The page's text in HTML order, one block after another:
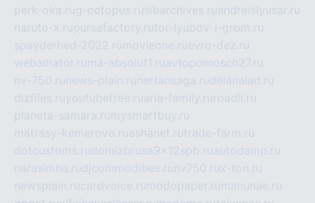
perk-oka.rug-octopus.rusibarchives.ruandreislyusar.ru
naruto-x.rupursefactory.rutor-lyubov-i-grom.ru
spayderhed-2022.ru movieone.ruevro-dez.ru
webamator.ru ma-absolut1.ruavtopomosch27.ru
nv-750.ru news-plain.ru nertansaga.rudelanalad.ru
dizfiles.ruyoutubefree.ruaria-family.ru roadli.ru
planeta-samara.ru mysmartbuy.ru
matrasy-kemerovo.ruashanet.rutrade-farm.ru
dotcustoms.rudomizbrusa9x12spb.ruautodamp.ru
narasimha.rudjcommodities.ru nv750.rux-ton.ru
newsplain.rucardvoice.ru modopaper.ru manunae.ru